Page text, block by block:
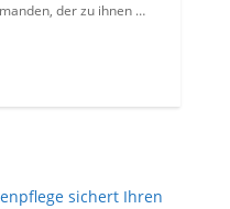
der zu ihnen …
sichert Ihren